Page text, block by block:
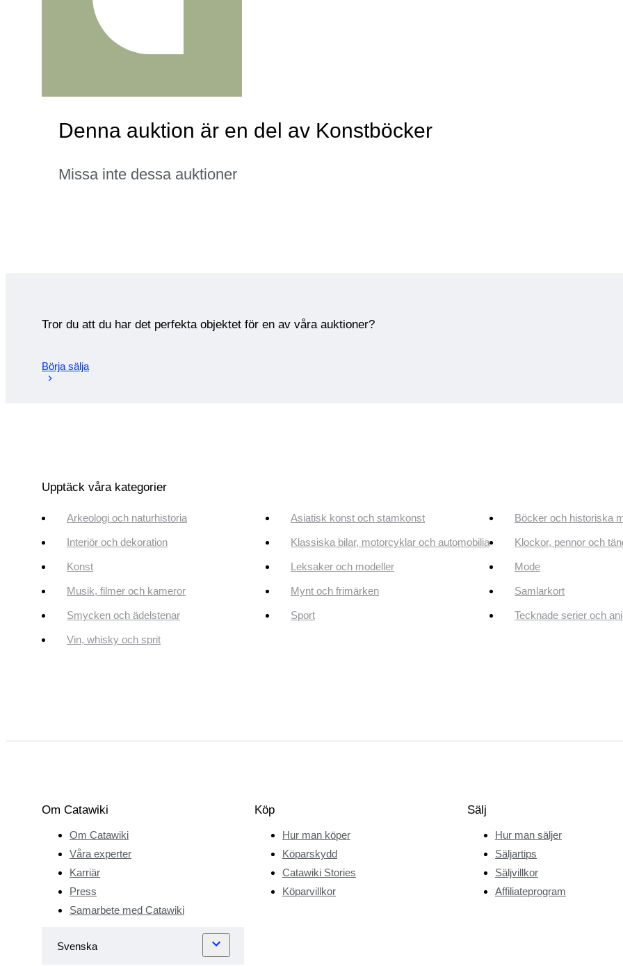
Denna auktion är en del av Konstböcker
Missa inte dessa auktioner
Tror du att du har det perfekta objektet för en av våra auktioner?
Börja sälja
Upptäck våra kategorier
Arkeologi och naturhistoria Asiatisk konst och stamkonst Böcker och historiska
Interiör och dekoration Klassiska bilar, motorcyklar och automobilia Klockor, pennor och
Konst Leksaker och modeller Mode
Musik, filmer och kameror Mynt och frimärken Samlarkort
Smycken och ädelstenar Sport Tecknade serier och
Vin, whisky och sprit
Om Catawiki
Om Catawiki
Våra experter
Karriär
Press
Samarbete med Catawiki
Köp
Hur man köper
Köparskydd
Catawiki Stories
Köparvillkor
Sälj
Hur man säljer
Säljartips
Säljvillkor
Affiliateprogram